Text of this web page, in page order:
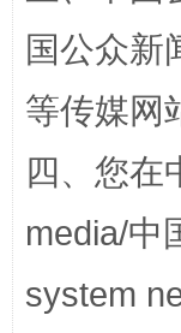
完善运行
国公众新
等传媒网
四、您在
media/中
system